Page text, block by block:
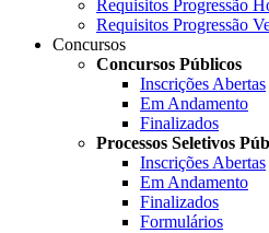
Requisitos Progressão
Requisitos Progressão
Concursos
Concursos Públicos
Inscrições Abertas
Em Andamento
Finalizados
Processos Seletivos
Inscrições Abertas
Em Andamento
Finalizados
Formulários